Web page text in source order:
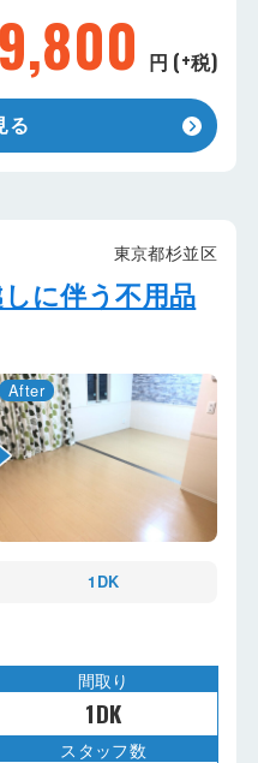
円 (+税)
る
東京都杉並区
に伴う不用品
1DK
間取り
1DK
スタッフ数